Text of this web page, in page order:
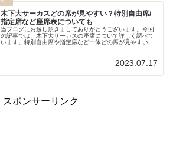
木下大サーカスどの席が見やすい？特別自由席/
指定席など座席表についても
当ブログにお越し頂きましてありがとうございます。今回
の記事では、木下大サーカスの座席について詳しく調べて
います。特別自由席や指定席など一体どの席が見やすいの
2023.07.17
スポンサーリンク